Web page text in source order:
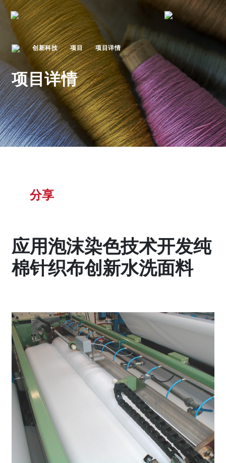
创新科技 项目 项目详情
项目详情
分享
应用泡沫染色技术开发纯
棉针织布创新水洗面料